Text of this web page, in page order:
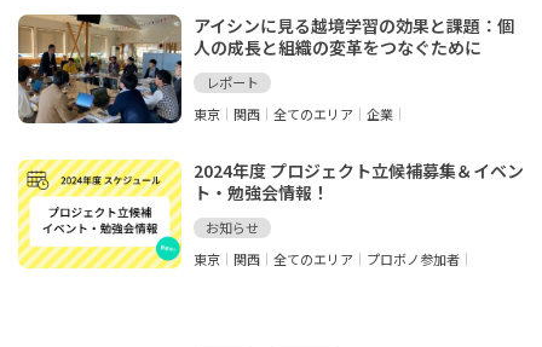
アイシンに見る越境学習の効果と課題：個
人の成長と組織の変革をつなぐために
レポート
東京
関西 全てのエリア 企業
2024年度 プロジェクト立候補募集＆イベン
ト・勉強会情報！
お知らせ
東京
関西 全てのエリア プロボノ参加者